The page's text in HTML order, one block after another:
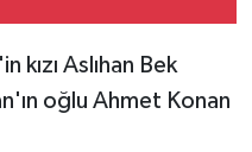
kızı Aslıhan Bek
oğlu Ahmet Konan